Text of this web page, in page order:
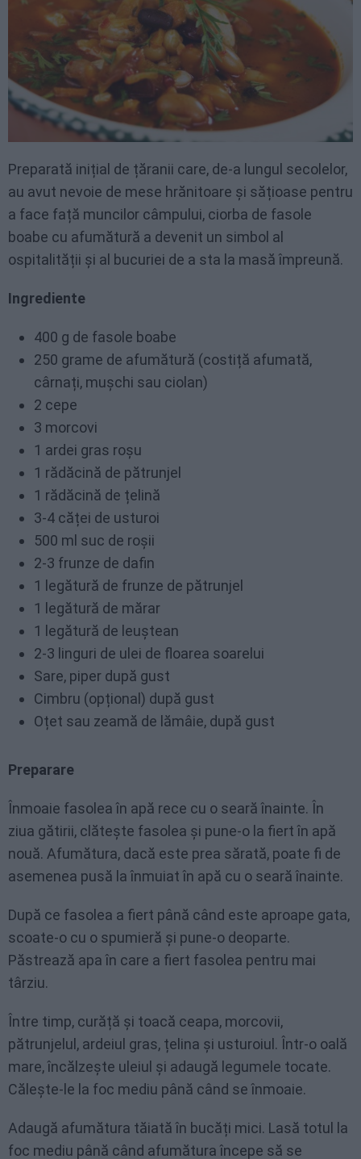
Preparată inițial de țăranii care, de-a lungul secolelor,
au avut nevoie de mese hrănitoare și sățioase pentru
a face față muncilor câmpului, ciorba de fasole
boabe cu afumătură a devenit un simbol al
ospitalității și al bucuriei de a sta la masă împreună.
Ingrediente
400 g de fasole boabe
250 grame de afumătură (costiță afumată,
cârnați, mușchi sau ciolan)
2 cepe
3 morcovi
1 ardei gras roșu
1 rădăcină de pătrunjel
1 rădăcină de țelină
3-4 căței de usturoi
500 ml suc de roșii
2-3 frunze de dafin
1 legătură de frunze de pătrunjel
1 legătură de mărar
1 legătură de leuștean
2-3 linguri de ulei de floarea soarelui
Sare, piper după gust
Cimbru (opțional) după gust
Oțet sau zeamă de lămâie, după gust
Preparare
Înmoaie fasolea în apă rece cu o seară înainte. În
ziua gătirii, clătește fasolea și pune-o la fiert în apă
nouă. Afumătura, dacă este prea sărată, poate fi de
asemenea pusă la înmuiat în apă cu o seară înainte.
După ce fasolea a fiert până când este aproape gata,
scoate-o cu o spumieră și pune-o deoparte.
Păstrează apa în care a fiert fasolea pentru mai
târziu.
Între timp, curăță și toacă ceapa, morcovii,
pătrunjelul, ardeiul gras, țelina și usturoiul. Într-o oală
mare, încălzește uleiul și adaugă legumele tocate.
Călește-le la foc mediu până când se înmoaie.
Adaugă afumătura tăiată în bucăți mici. Lasă totul la
foc mediu până când afumătura începe să se